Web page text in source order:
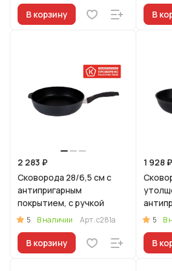
В корзину В
2 283 ₽
Сковорода 28/6,5 см с
антипригарным
покрытием, с ручкой
5 В наличии Арт.с281а
В корзину
1 928 ₽
5 В
В